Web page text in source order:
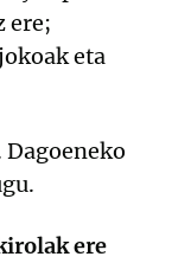
ere;
eta
Dagoeneko
ere